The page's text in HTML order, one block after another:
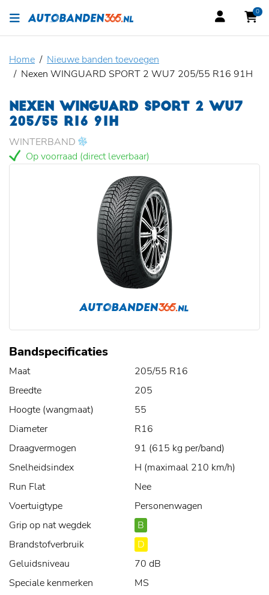
0
Home
Nieuwe banden toevoegen
Nexen WINGUARD SPORT 2 WU7 205/55 R16 91H
NEXEN WINGUARD SPORT 2 WU7
205/55 R16 91H
WINTERBAND
Op voorraad (direct leverbaar)
Bandspecificaties
Maat
205/55 R16
Breedte
205
Hoogte (wangmaat)
55
Diameter
R16
Draagvermogen
91 (615 kg per/band)
Snelheidsindex
H (maximaal 210 km/h)
Run Flat
Nee
Voertuigtype
Personenwagen
Grip op nat wegdek
B
Brandstofverbruik
D
Geluidsniveau
70 dB
Speciale kenmerken
MS